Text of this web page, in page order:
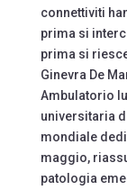
connettiviti
prima si
prima si
Ginevra De
Ambulatorio
universitaria
mondiale
maggio,
patologia